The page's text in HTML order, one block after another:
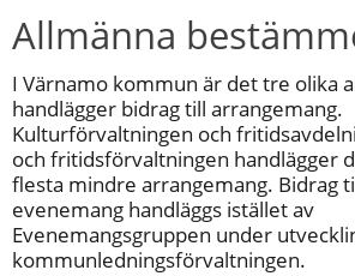
Allmänna
I Värnamo kommun är det tre olika
handlägger bidrag till arrangemang.
Kulturförvaltningen och
och fritidsförvaltningen handlägger
flesta mindre arrangemang. Bidrag
evenemang handläggs istället av
Evenemangsgruppen under
kommunledningsförvaltningen.